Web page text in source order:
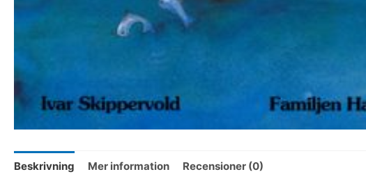
Beskrivning Mer information Recensioner (0)